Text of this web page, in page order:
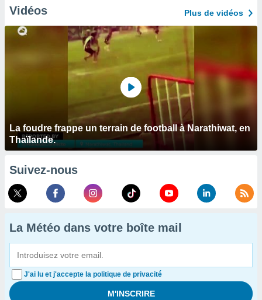
Vidéos Plus de vidéos
La foudre frappe un terrain de football à Narathiwat, en
Thaïlande.
Suivez-nous
La Météo dans votre boîte mail
J'ai lu et j'accepte la politique de privacité